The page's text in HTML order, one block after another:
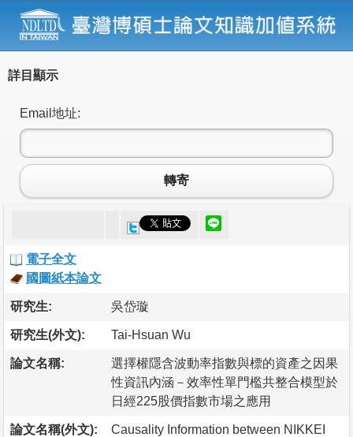
詳目顯示
Email地址:
轉寄
電子全文
國圖紙本論文
研究生: 吳岱璇
研究生(外文): Tai-Hsuan Wu
論文名稱:
選擇權隱含波動率指數與標的資產之因果
性資訊內涵－效率性單門檻共整合模型於
日經225股價指數市場之應用
論文名稱(外文):
Causality Information between NIKKEI